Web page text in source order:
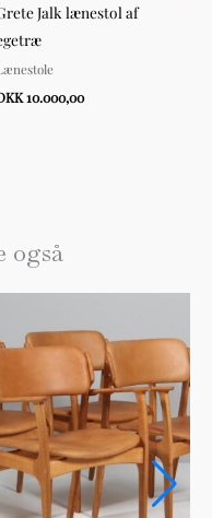
Jalk lænestol af
10.000,00
også